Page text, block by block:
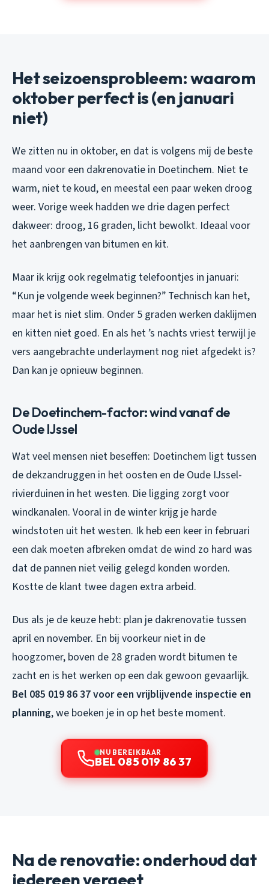
Het seizoensprobleem: waarom
oktober perfect is (en januari
niet)
We zitten nu in oktober, en dat is volgens mij de beste
maand voor een dakrenovatie in Doetinchem. Niet te
warm, niet te koud, en meestal een paar weken droog
weer. Vorige week hadden we drie dagen perfect
dakweer: droog, 16 graden, licht bewolkt. Ideaal voor
het aanbrengen van bitumen en kit.
Maar ik krijg ook regelmatig telefoontjes in januari:
“Kun je volgende week beginnen?” Technisch kan het,
maar het is niet slim. Onder 5 graden werken daklijmen
en kitten niet goed. En als het ’s nachts vriest terwijl je
vers aangebrachte underlayment nog niet afgedekt is?
Dan kan je opnieuw beginnen.
De Doetinchem-factor: wind vanaf de
Oude IJssel
Wat veel mensen niet beseffen: Doetinchem ligt tussen
de dekzandruggen in het oosten en de Oude IJssel-
rivierduinen in het westen. Die ligging zorgt voor
windkanalen. Vooral in de winter krijg je harde
windstoten uit het westen. Ik heb een keer in februari
een dak moeten afbreken omdat de wind zo hard was
dat de pannen niet veilig gelegd konden worden.
Kostte de klant twee dagen extra arbeid.
Dus als je de keuze hebt: plan je dakrenovatie tussen
april en november. En bij voorkeur niet in de
hoogzomer, boven de 28 graden wordt bitumen te
zacht en is het werken op een dak gewoon gevaarlijk.
Bel 085 019 86 37 voor een vrijblijvende inspectie en
planning, we boeken je in op het beste moment.
NU BEREIKBAAR
BEL 085 019 86 37
Na de renovatie: onderhoud dat
iedereen vergeet